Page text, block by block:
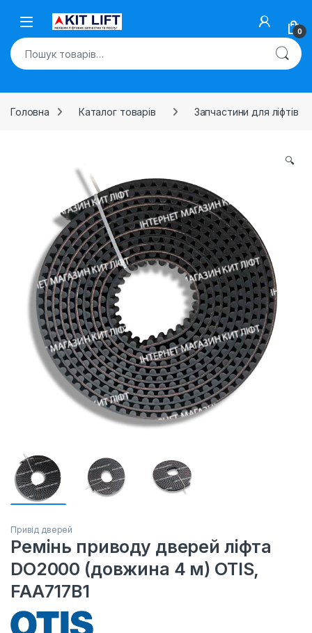
Open
0
Шукати:
Головна Каталог товарів Запчастини для ліфтів
🔍
Привід дверей
Ремінь приводу дверей ліфта
DO2000 (довжина 4 м) OTIS,
FAA717B1